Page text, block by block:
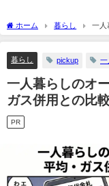
ホーム 暮らし
一人
の比較・節約術を解説
暮らし pickup 一
一人暮らしのオ
ガス併用との比
PR